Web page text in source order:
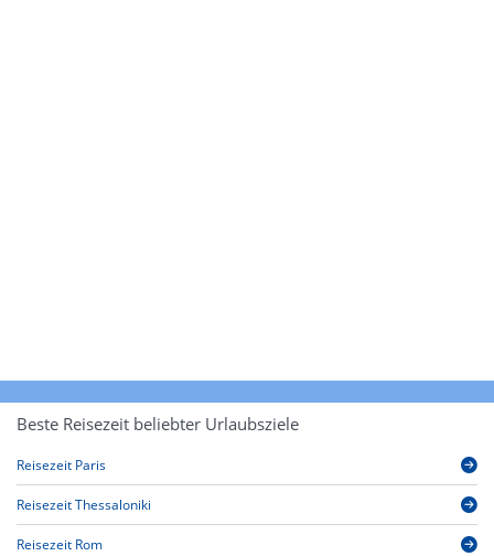
Beste Reisezeit beliebter Urlaubsziele
Reisezeit Paris
Reisezeit Thessaloniki
Reisezeit Rom